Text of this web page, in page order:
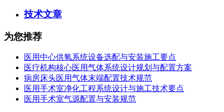
技术文章
为您推荐
医用中心供氧系统设备选配与安装施工要点
医疗机构核心医用气体系统设计规划与配置方案
病房床头医用气体末端配置技术规范
医用手术室净化工程系统设计与施工技术要点
医用手术室气源配置与安装规范